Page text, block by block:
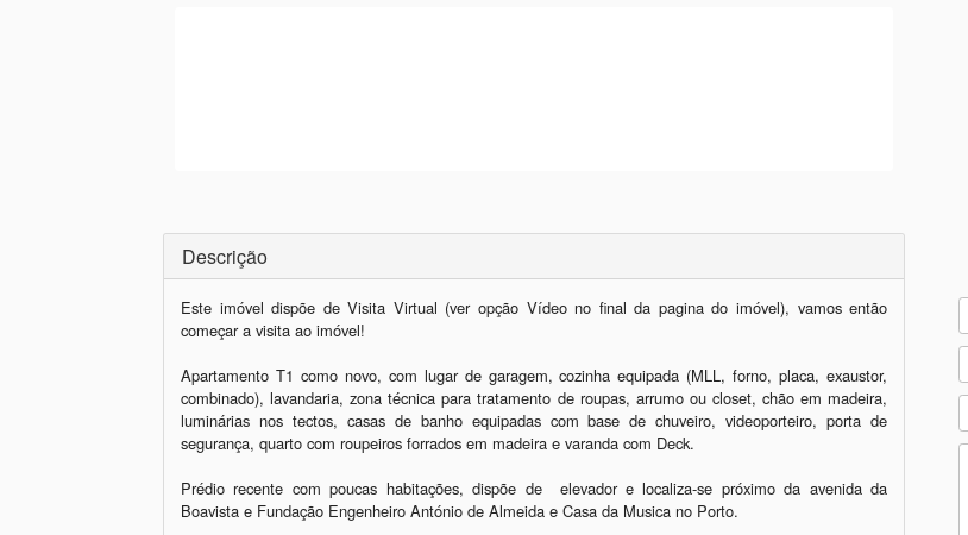
Descrição
Este imóvel dispõe de Visita Virtual (ver opção Vídeo no final da pagina do imóvel), vamos então
começar a visita ao imóvel!
Apartamento T1 como novo, com lugar de garagem, cozinha equipada (MLL, forno, placa, exaustor,
combinado), lavandaria, zona técnica para tratamento de roupas, arrumo ou closet, chão em madeira,
luminárias nos tectos, casas de banho equipadas com base de chuveiro, videoporteiro, porta de
segurança, quarto com roupeiros forrados em madeira e varanda com Deck.
Prédio recente com poucas habitações, dispõe de  elevador e localiza-se próximo da avenida da
Boavista e Fundação Engenheiro António de Almeida e Casa da Musica no Porto.